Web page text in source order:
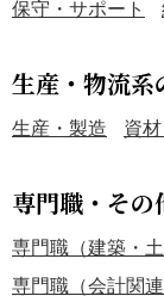
保守・サポート
生産・物流系
生産・製造 資
専門職・その
専門職（建築・土
専門職（会計関連